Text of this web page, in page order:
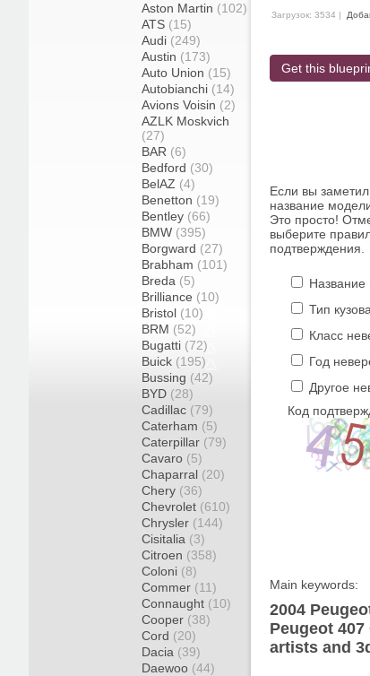
Aston Martin (102)
ATS (15)
Audi (249)
Austin (173)
Auto Union (15)
Autobianchi (14)
Avions Voisin (2)
AZLK Moskvich
(27)
BAR (6)
Bedford (30)
BelAZ (4)
Benetton (19)
Bentley (66)
BMW (395)
Borgward (27)
Brabham (101)
Breda (5)
Brilliance (10)
Bristol (10)
BRM (52)
Bugatti (72)
Buick (195)
Bussing (42)
BYD (28)
Cadillac (79)
Caterham (5)
Caterpillar (79)
Cavaro (5)
Chaparral (20)
Chery (36)
Chevrolet (610)
Chrysler (144)
Cisitalia (3)
Citroen (358)
Coloni (8)
Commer (11)
Connaught (10)
Cooper (38)
Cord (20)
Dacia (39)
Daewoo (44)
Загрузок: 3534 |
Get this
Если вы
название
Это просто!
выберите
подтверждения.
Название
Тип
Класс
Год
Другое
Код
Main keywords:
2004
Peugeot
artists and